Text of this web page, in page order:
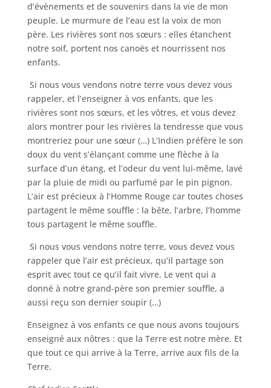
d’évènements et de souvenirs dans la vie de mon
peuple. Le murmure de l’eau est la voix de mon
père. Les rivières sont nos sœurs : elles étanchent
notre soif, portent nos canoës et nourrissent nos
enfants.
Si nous vous vendons notre terre vous devez vous
rappeler, et l’enseigner à vos enfants, que les
rivières sont nos sœurs, et les vôtres, et vous devez
alors montrer pour les rivières la tendresse que vous
montreriez pour une sœur (…) L’Indien préfère le son
doux du vent s’élançant comme une flèche à la
surface d’un étang, et l’odeur du vent lui-même, lavé
par la pluie de midi ou parfumé par le pin pignon.
L’air est précieux à l’Homme Rouge car toutes choses
partagent le même souffle : la bête, l’arbre, l’homme
tous partagent le même souffle.
Si nous vous vendons notre terre, vous devez vous
rappeler que l’air est précieux, qu’il partage son
esprit avec tout ce qu’il fait vivre. Le vent qui a
donné à notre grand-père son premier souffle, a
aussi reçu son dernier soupir (…)
Enseignez à vos enfants ce que nous avons toujours
enseigné aux nôtres : que la Terre est notre mère. Et
que tout ce qui arrive à la Terre, arrive aux fils de la
Terre.